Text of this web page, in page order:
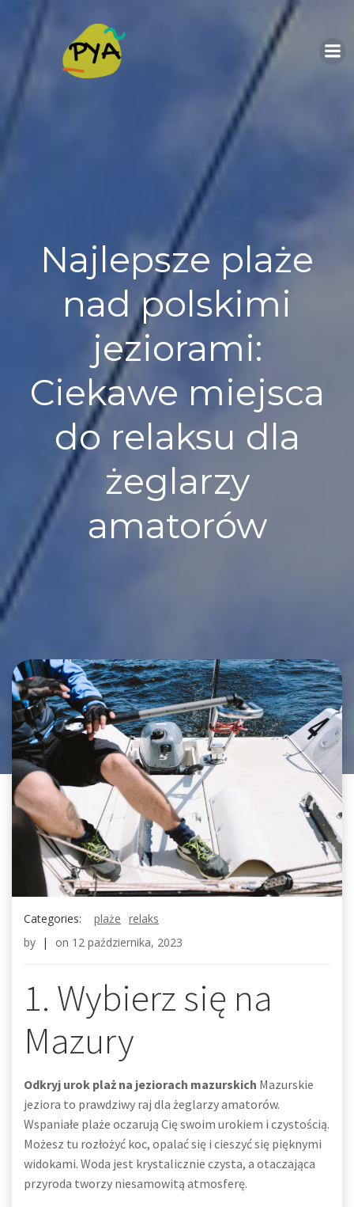
Najlepsze plaże
nad polskimi
jeziorami:
Ciekawe miejsca
do relaksu dla
żeglarzy
amatorów
Categories: plaże relaks
by | on 12 października, 2023
1. Wybierz się na
Mazury
Odkryj urok plaż na jeziorach mazurskich Mazurskie
jeziora to prawdziwy raj dla żeglarzy amatorów.
Wspaniałe plaże oczarują Cię swoim urokiem i czystością.
Możesz tu rozłożyć koc, opalać się i cieszyć się pięknymi
widokami. Woda jest krystalicznie czysta, a otaczająca
przyroda tworzy niesamowitą atmosferę.